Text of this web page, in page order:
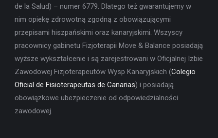
de la Salud) – numer 6779. Dlatego też gwarantujemy w
nim opiekę zdrowotną zgodną z obowiązującymi
przepisami hiszpańskimi oraz kanaryjskimi. Wszyscy
pracownicy gabinetu Fizjoterapii Move & Balance posiadają
wyższe wykształcenie i są zarejestrowani w Oficjalnej Izbie
Zawodowej Fizjoterapeutów Wysp Kanaryjskich (Colegio
Oficial de Fisioterapeutas de Canarias) i posiadają
obowiązkowe ubezpieczenie od odpowiedzialności
zawodowej.